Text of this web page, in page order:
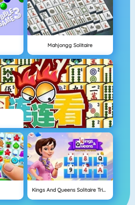
Mahjongg Solitaire
Kings And Queens Solitaire Tripeaks